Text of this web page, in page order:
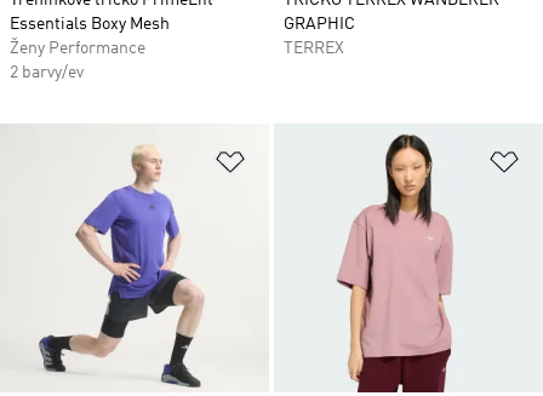
Essentials Boxy Mesh
Ženy Performance
2 barvy/ev
GRAPHIC
TERREX
Přidat do seznamu přání